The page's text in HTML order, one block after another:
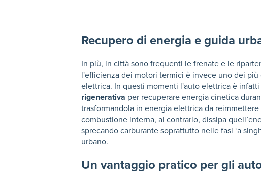
Recupero di energia e guida
In più, in città sono frequenti le frenate e le
l'efficienza dei motori termici è invece uno dei
elettrica. In questi momenti l'auto elettrica è
rigenerativa per recuperare energia cinetica
trasformandola in energia elettrica da reimmettere
combustione interna, al contrario, dissipa
sprecando carburante soprattutto nelle fasi ‘a
urbano.
Un vantaggio pratico per gli